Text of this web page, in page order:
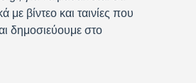
με βίντεο και ταινίες που
δημοσιεύουμε στο